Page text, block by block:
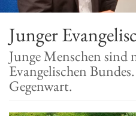
Junger
Junge Menschen
Evangelischen
Gegenwart.